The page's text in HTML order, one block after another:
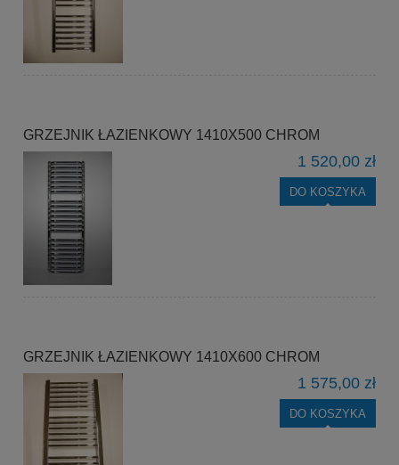
GRZEJNIK ŁAZIENKOWY 1410X500 CHROM
1 520,00 zł
DO KOSZYKA
GRZEJNIK ŁAZIENKOWY 1410X600 CHROM
1 575,00 zł
DO KOSZYKA